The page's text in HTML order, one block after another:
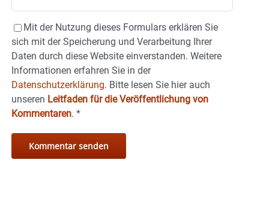
Mit der Nutzung dieses Formulars erklären Sie
sich mit der Speicherung und Verarbeitung Ihrer
Daten durch diese Website einverstanden. Weitere
Informationen erfahren Sie in der
Datenschutzerklärung. Bitte lesen Sie hier auch
unseren Leitfaden für die Veröffentlichung von
Kommentaren. *